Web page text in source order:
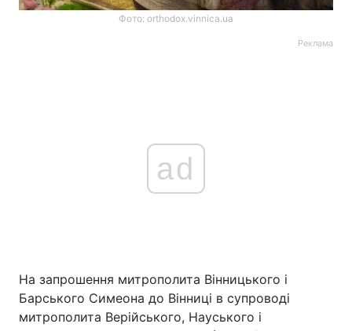
Фото: orthodox.vinnica.ua
Реклама
ad
На запрошення митрополита Вінницького і
Барського Симеона до Вінниці в супроводі
митрополита Верійського, Науського і